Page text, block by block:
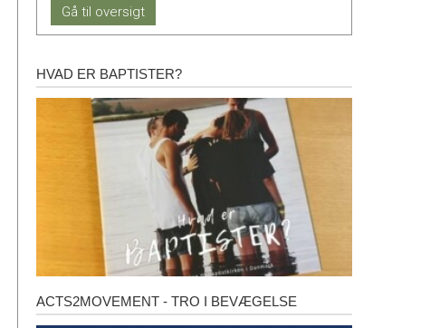
Gå til oversigt
Hvad
er
baptister?
HVAD ER BAPTISTER?
Acts2Movement
ACTS2MOVEMENT - TRO I BEVÆGELSE